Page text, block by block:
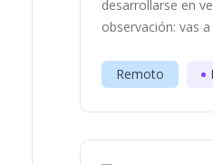
desarrollarse en
observación: vas
Remoto